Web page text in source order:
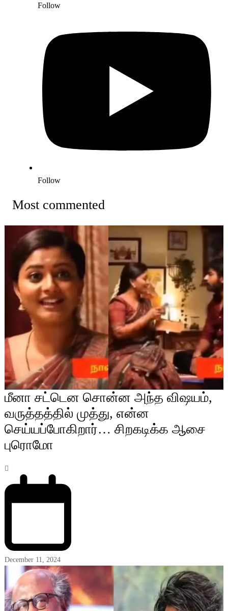
Follow
Follow
Most commented
மீனா சட்டென சொன்ன அந்த விஷயம்,
வருத்தத்தில் முத்து, என்ன
செய்யப்போகிறார்… சிறகடிக்க ஆசை
புரொமோ
December 11, 2024